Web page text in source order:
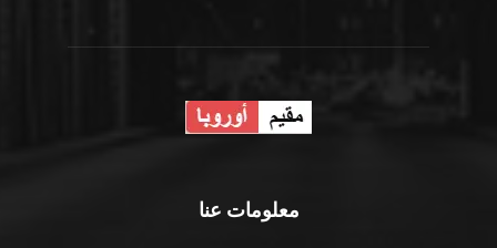
معلومات عنا